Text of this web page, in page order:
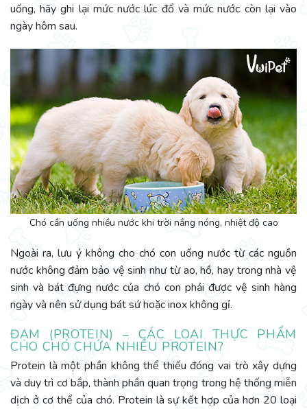
uống, hãy ghi lại mức nước lúc đổ và mức nước còn lại vào
ngày hôm sau.
Chó cần uống nhiều nước khi trời nắng nóng, nhiệt độ cao
Ngoài ra, lưu ý không cho chó con uống nước từ các nguồn
nước không đảm bảo vệ sinh như từ ao, hồ, hay trong nhà vệ
sinh và bát đựng nước của chó con phải được vệ sinh hàng
ngày và nên sử dụng bát sứ hoặc inox không gỉ.
ĐẠM (PROTEIN) – CÁC LOẠI THỰC PHẨM
CHO CHÓ CHỨA NHIỀU PROTEIN?
Protein là một phần không thể thiếu đóng vai trò xây dựng
và duy trì cơ bắp, thành phần quan trọng trong hệ thống miễn
dịch ở cơ thể của chó. Protein là sự kết hợp của hơn 20 loại